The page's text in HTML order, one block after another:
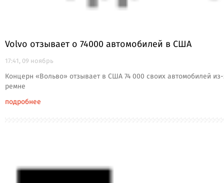
Volvo отзывает о 74000 автомобилей в США
17:41, 09 ноябрь
Концерн «Вольво» отзывает в США 74 000 своих автомобилей
ремне
подробнее